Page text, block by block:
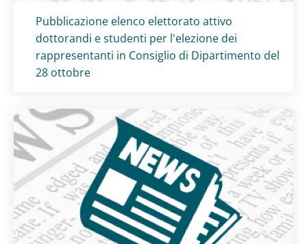
Titolo card:
Pubblicazione elenco elettorato attivo
dottorandi e studenti per l'elezione dei
rappresentanti in Consiglio di Dipartimento del
28 ottobre